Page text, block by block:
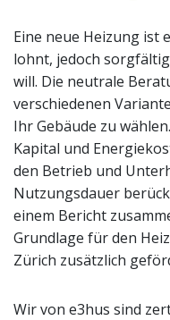
Eine neue Heizung ist
lohnt, jedoch
will. Die neutrale
verschiedenen
Ihr Gebäude zu
Kapital und
den Betrieb und
Nutzungsdauer
einem Bericht
Grundlage für den
Zürich zusätzlich
Wir von e3hus sind